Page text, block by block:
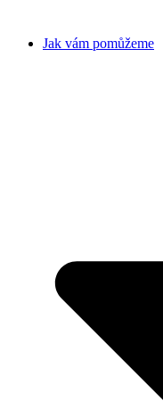
Jak vám pomůžeme